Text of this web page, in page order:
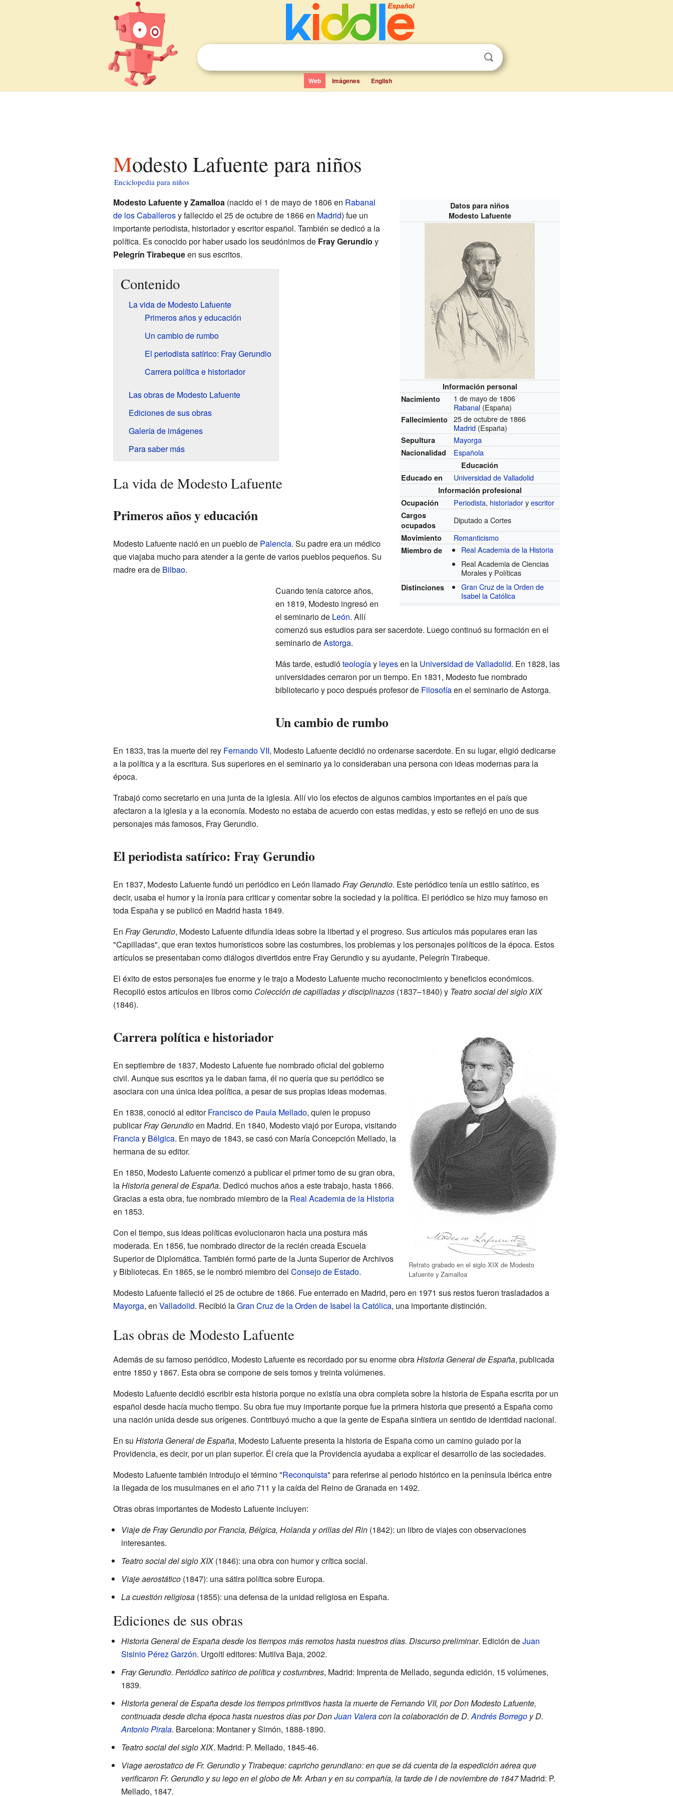
Web Imágenes English
Modesto Lafuente para niños
Enciclopedia para niños
Datos para niños
Modesto Lafuente
Información personal
Nacimiento
1 de mayo de 1806
Rabanal (España)
Fallecimiento
25 de octubre de 1866
Madrid (España)
Sepultura Mayorga
Nacionalidad Española
Educación
Educado en
Universidad de Valladolid
Información profesional
Ocupación
Periodista, historiadoryescritor
Cargos
ocupados
Diputado a Cortes
Movimiento Romanticismo
Miembro de
Real Academia de la Historia
Real Academia de Ciencias
Morales y Políticas
Distinciones
Gran Cruz de la Orden de
Isabel la Católica
Modesto Lafuente y Zamalloa(nacido el 1 de mayo de 1806 en Rabanal
de los Caballerosy fallecido el 25 de octubre de 1866 en Madrid) fue un
importante periodista, historiador y escritor español. También se dedicó a la
política. Es conocido por haber usado los seudónimos de Fray Gerundio y
Pelegrín Tirabequeen sus escritos.
Contenido
La vida de Modesto Lafuente
Primeros años y educación
Un cambio de rumbo
El periodista satírico: Fray Gerundio
Carrera política e historiador
Las obras de Modesto Lafuente
Ediciones de sus obras
Galería de imágenes
Para saber más
La vida de Modesto Lafuente
Primeros años y educación
Modesto Lafuente nació en un pueblo de Palencia. Su padre era un médico
que viajaba mucho para atender a la gente de varios pueblos pequeños. Su
madre era de Bilbao.
Cuando tenía catorce años,
en 1819, Modesto ingresó en
el seminario de León. Allí
comenzó sus estudios para ser sacerdote. Luego continuó su formación en el
seminario deAstorga.
Más tarde, estudióteologíay leyesen la Universidad de Valladolid. En 1828, las
universidades cerraron por un tiempo. En 1831, Modesto fue nombrado
bibliotecario y poco después profesor de Filosofíaen el seminario de Astorga.
Un cambio de rumbo
En 1833, tras la muerte del rey Fernando VII, Modesto Lafuente decidió no ordenarse sacerdote. En su lugar, eligió dedicarse
a la política y a la escritura. Sus superiores en el seminario ya lo consideraban una persona con ideas modernas para la
época.
Trabajó como secretario en una junta de la iglesia. Allí vio los efectos de algunos cambios importantes en el país que
afectaron a la iglesia y a la economía. Modesto no estaba de acuerdo con estas medidas, y esto se reflejó en uno de sus
personajes más famosos, Fray Gerundio.
El periodista satírico: Fray Gerundio
En 1837, Modesto Lafuente fundó un periódico en León llamadoFray Gerundio. Este periódico tenía un estilo satírico, es
decir, usaba el humor y la ironía para criticar y comentar sobre la sociedad y la política. El periódico se hizo muy famoso en
toda España y se publicó en Madrid hasta 1849.
En Fray Gerundio, Modesto Lafuente difundía ideas sobre la libertad y el progreso. Sus artículos más populares eran las
"Capilladas", que eran textos humorísticos sobre las costumbres, los problemas y los personajes políticos de la época. Estos
artículos se presentaban como diálogos divertidos entre Fray Gerundio y su ayudante, Pelegrín Tirabeque.
El éxito de estos personajes fue enorme y le trajo a Modesto Lafuente mucho reconocimiento y beneficios económicos.
Recopiló estos artículos en libros como Colección de capilladas y disciplinazos(1837–1840) y Teatro social del siglo XIX
(1846).
Retrato grabado en el siglo XIX de Modesto
Lafuente y Zamalloa
Carrera política e historiador
En septiembre de 1837, Modesto Lafuente fue nombrado oficial del gobierno
civil. Aunque sus escritos ya le daban fama, él no quería que su periódico se
asociara con una única idea política, a pesar de sus propias ideas modernas.
En 1838, conoció al editorFrancisco de Paula Mellado, quien le propuso
publicarFray Gerundioen Madrid. En 1840, Modesto viajó por Europa, visitando
Franciay Bélgica. En mayo de 1843, se casó con María Concepción Mellado, la
hermana de su editor.
En 1850, Modesto Lafuente comenzó a publicar el primer tomo de su gran obra,
laHistoria general de España. Dedicó muchos años a este trabajo, hasta 1866.
Gracias a esta obra, fue nombrado miembro de la Real Academia de la Historia
en 1853.
Con el tiempo, sus ideas políticas evolucionaron hacia una postura más
moderada. En 1856, fue nombrado director de la recién creada Escuela
Superior de Diplomática. También formó parte de la Junta Superior de Archivos
y Bibliotecas. En 1865, se le nombró miembro del Consejo de Estado.
Modesto Lafuente falleció el 25 de octubre de 1866. Fue enterrado en Madrid, pero en 1971 sus restos fueron trasladados a
Mayorga, en Valladolid. Recibió laGran Cruz de la Orden de Isabel la Católica, una importante distinción.
Las obras de Modesto Lafuente
Además de su famoso periódico, Modesto Lafuente es recordado por su enorme obraHistoria General de España, publicada
entre 1850 y 1867. Esta obra se compone de seis tomos y treinta volúmenes.
Modesto Lafuente decidió escribir esta historia porque no existía una obra completa sobre la historia de España escrita por un
español desde hacía mucho tiempo. Su obra fue muy importante porque fue la primera historia que presentó a España como
una nación unida desde sus orígenes. Contribuyó mucho a que la gente de España sintiera un sentido de identidad nacional.
En su Historia General de España, Modesto Lafuente presenta la historia de España como un camino guiado por la
Providencia, es decir, por un plan superior. Él creía que la Providencia ayudaba a explicar el desarrollo de las sociedades.
Modesto Lafuente también introdujo el término "Reconquista" para referirse al periodo histórico en la península ibérica entre
la llegada de los musulmanes en el año 711 y la caída del Reino de Granada en 1492.
Otras obras importantes de Modesto Lafuente incluyen:
Viaje de Fray Gerundio por Francia, Bélgica, Holanda y orillas del Rin(1842): un libro de viajes con observaciones
interesantes.
Teatro social del siglo XIX(1846): una obra con humor y crítica social.
Viaje aerostático(1847): una sátira política sobre Europa.
La cuestión religiosa(1855): una defensa de la unidad religiosa en España.
Ediciones de sus obras
Historia General de España desde los tiempos más remotos hasta nuestros días. Discurso preliminar. Edición deJuan
Sisinio Pérez Garzón. Urgoiti editores: Mutilva Baja, 2002.
Fray Gerundio. Periódico satírico de política y costumbres, Madrid: Imprenta de Mellado, segunda edición, 15 volúmenes,
1839.
Historia general de España desde los tiempos primitivos hasta la muerte de Fernando VII, por Don Modesto Lafuente,
continuada desde dicha época hasta nuestros días por DonJuan Valeracon la colaboración de D.Andrés Borregoy D.
Antonio Pirala. Barcelona: Montaner y Simón, 1888-1890.
Teatro social del siglo XIX. Madrid: P. Mellado, 1845-46.
Viage aerostatico de Fr. Gerundio y Tirabeque: capricho gerundiano: en que se dá cuenta de la espedición aérea que
verificaron Fr. Gerundio y su lego en el globo de Mr. Arban y en su compañía, la tarde de I de noviembre de 1847Madrid: P.
Mellado, 1847.